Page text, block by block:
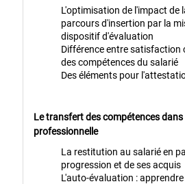
L'optimisation de l'impact de
parcours d'insertion par la
dispositif d'évaluation
Différence entre satisfaction
des compétences du salarié
Des éléments pour
Le transfert des compétences
professionnelle
La restitution au salarié en
progression et de ses acquis
L'auto-évaluation :